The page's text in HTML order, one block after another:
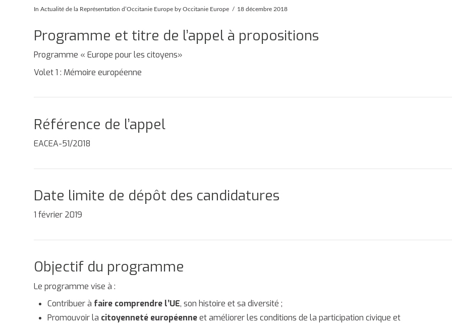
InActualité de la Représentation d’Occitanie Europe by Occitanie Europe 18 décembre 2018
Programme et titre de l’appel à propositions
Programme « Europe pour les citoyens»
Volet 1 : Mémoire européenne
Référence de l’appel
EACEA-51/2018
Date limite de dépôt des candidatures
1 février 2019
Objectif du programme
Le programme vise à :
Contribuer à faire comprendre l’UE, son histoire et sa diversité ;
Promouvoir la citoyenneté européenneet améliorer les conditions de la participation civique et